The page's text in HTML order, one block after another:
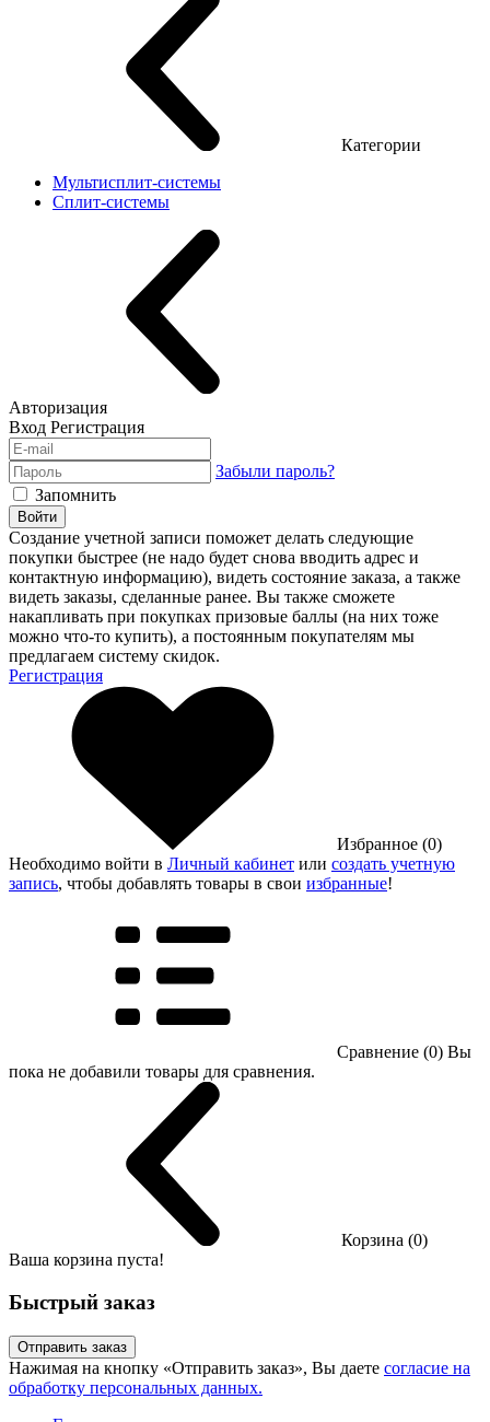
Категории
Мультисплит-системы
Сплит-системы
Авторизация
Вход Регистрация
Забыли пароль?
Запомнить
Войти
Создание учетной записи поможет делать следующие
покупки быстрее (не надо будет снова вводить адрес и
контактную информацию), видеть состояние заказа, а также
видеть заказы, сделанные ранее. Вы также сможете
накапливать при покупках призовые баллы (на них тоже
можно что-то купить), а постоянным покупателям мы
предлагаем систему скидок.
Регистрация
Избранное (0)
Необходимо войти в Личный кабинет или создать учетную
запись, чтобы добавлять товары в свои избранные!
Сравнение (0) Вы
пока не добавили товары для сравнения.
Корзина (0)
Ваша корзина пуста!
Быстрый заказ
Отправить заказ
Нажимая на кнопку «Отправить заказ», Вы даете согласие на
обработку персональных данных.